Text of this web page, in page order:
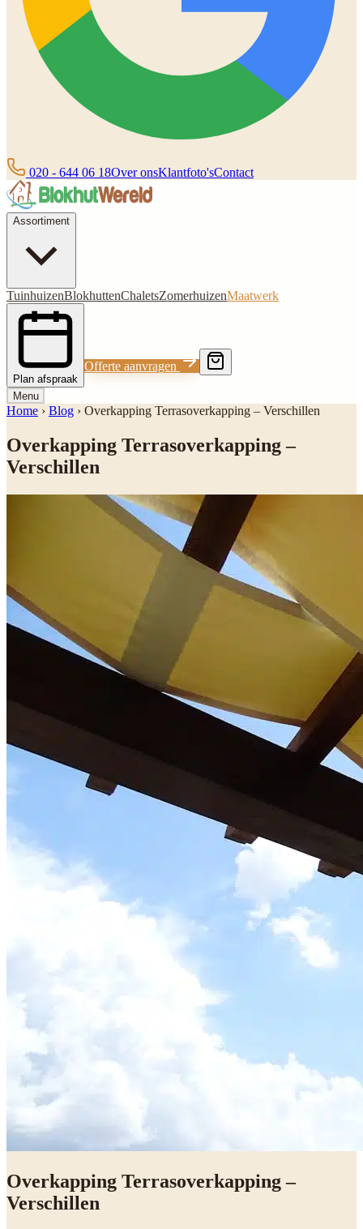
020 - 644 06 18Over onsKlantfoto'sContact
Assortiment
TuinhuizenBlokhuttenChaletsZomerhuizenMaatwerk
Plan afspraak
Offerte aanvragen
Menu
Home › Blog › Overkapping Terrasoverkapping – Verschillen
Overkapping Terrasoverkapping –
Verschillen
Overkapping Terrasoverkapping –
Verschillen